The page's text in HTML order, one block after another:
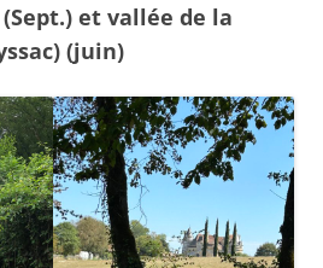
et vallée de la
(juin)